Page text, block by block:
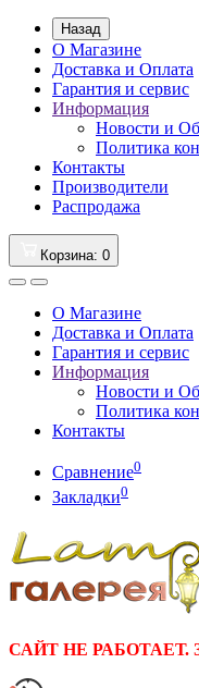
Назад
О Магазине
Доставка и Оплата
Гарантия и сервис
Информация
Новости и
Политика
Контакты
Производители
Распродажа
Корзина: 0
О Магазине
Доставка и Оплата
Гарантия и сервис
Информация
Новости и
Политика
Контакты
Сравнение0
Закладки0
САЙТ НЕ